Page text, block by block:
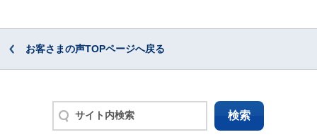
お客さまの声TOPページへ戻る